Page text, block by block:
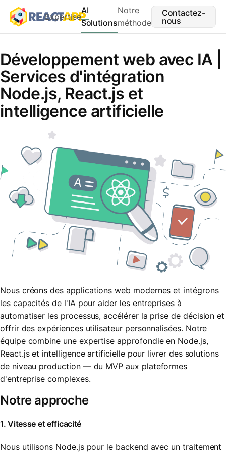
Expertise
AI
Solutions
Notre
méthode
Contactez-
nous
Développement web avec IA |
Services d'intégration
Node.js, React.js et
intelligence artificielle
Nous créons des applications web modernes et intégrons
les capacités de l'IA pour aider les entreprises à
automatiser les processus, accélérer la prise de décision et
offrir des expériences utilisateur personnalisées. Notre
équipe combine une expertise approfondie en Node.js,
React.js et intelligence artificielle pour livrer des solutions
de niveau production — du MVP aux plateformes
d'entreprise complexes.
Notre approche
1. Vitesse et efficacité
Nous utilisons Node.js pour le backend avec un traitement